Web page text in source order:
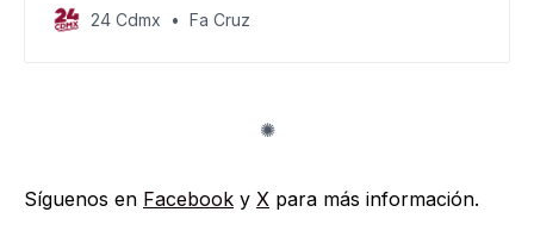
24 Cdmx
Fa Cruz
Síguenos en Facebook y X para más información.